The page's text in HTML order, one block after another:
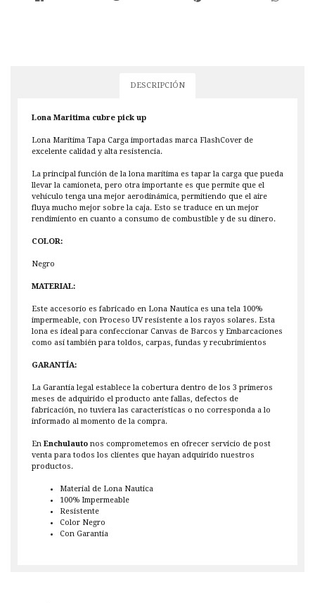
DESCRIPCIÓN
Lona Maritima cubre pick up
Lona Marítima Tapa Carga importadas marca FlashCover de
excelente calidad y alta resistencia.
La principal función de la lona marítima es tapar la carga que pueda
llevar la camioneta, pero otra importante es que permite que el
vehículo tenga una mejor aerodinámica, permitiendo que el aire
fluya mucho mejor sobre la caja. Esto se traduce en un mejor
rendimiento en cuanto a consumo de combustible y de su dinero.
COLOR:
Negro
MATERIAL:
Este accesorio es fabricado en Lona Nautica es una tela 100%
impermeable, con Proceso UV resistente a los rayos solares. Esta
lona es ideal para confeccionar Canvas de Barcos y Embarcaciones
como así también para toldos, carpas, fundas y recubrimientos
GARANTÍA:
La Garantía legal establece la cobertura dentro de los 3 primeros
meses de adquirido el producto ante fallas, defectos de
fabricación, no tuviera las características o no corresponda a lo
informado al momento de la compra.
En Enchulauto nos comprometemos en ofrecer servicio de post
venta para todos los clientes que hayan adquirido nuestros
productos.
Material de Lona Nautica
100% Impermeable
Resistente
Color Negro
Con Garantia